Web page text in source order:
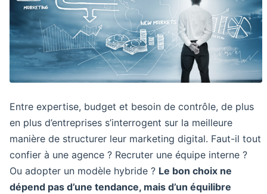
Entre expertise, budget et besoin de contrôle, de plus
en plus d’entreprises s’interrogent sur la meilleure
manière de structurer leur marketing digital. Faut-il tout
confier à une agence ? Recruter une équipe interne ?
Ou adopter un modèle hybride ? Le bon choix ne
dépend pas d’une tendance, mais d’un équilibre